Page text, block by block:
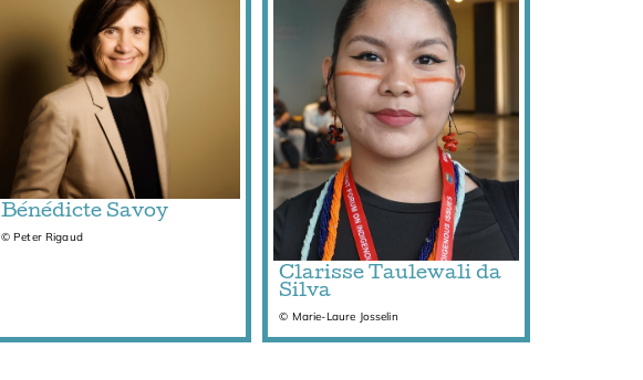
Bénédicte Savoy
© Peter Rigaud
Clarisse Taulewali da
Silva
© Marie-Laure Josselin